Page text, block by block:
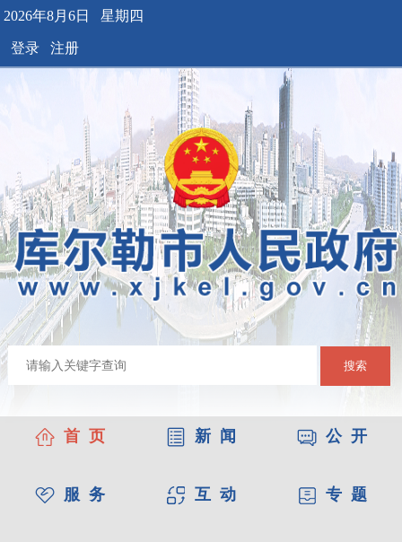
2026年8月6日 星期四
登录 注册
搜索
首 页 新 闻 公 开
服 务 互 动 专 题